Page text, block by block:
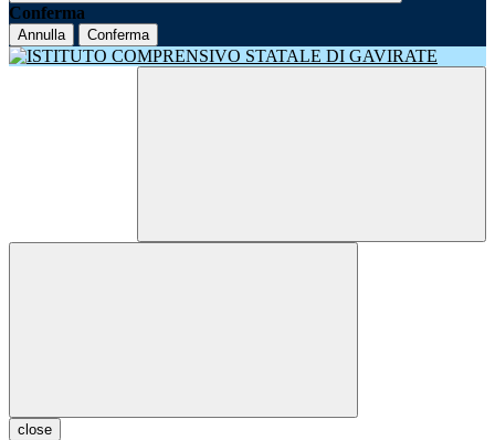
Conferma
Annulla Conferma
close